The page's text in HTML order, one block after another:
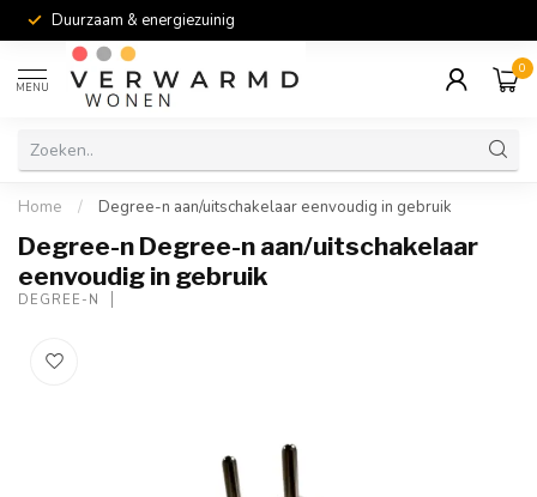
Duurzaam & energiezuinig
MENU
0
Home / Degree-n aan/uitschakelaar eenvoudig in gebruik
Degree-n Degree-n aan/uitschakelaar
eenvoudig in gebruik
DEGREE-N